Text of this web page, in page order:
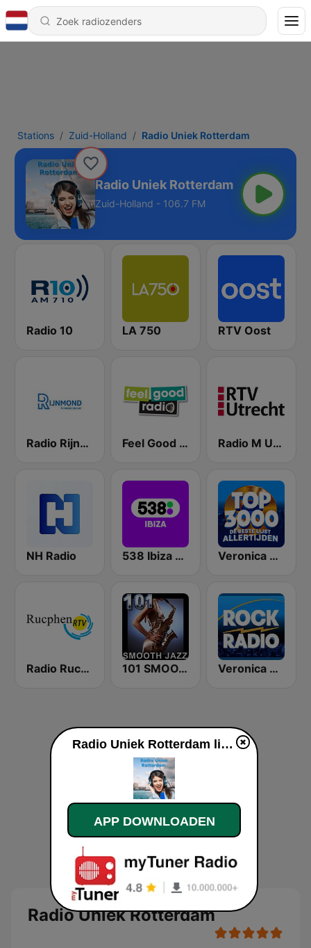
Stations Zuid-Holland Radio Uniek Rotterdam
Radio Uniek Rotterdam
Zuid-Holland - 106.7 FM
Radio 10 LA 750 RTV Oost
Radio Rijnmond FM 93.4 Feel Good Radio Radio M Utrecht
NH Radio 538 Ibiza Radio Veronica Top 3000
Radio Rucphen 101 SMOOTH JAZZ Veronica Rock Radio
Radio Uniek Rotterdam
Radio Uniek Rotterdam live luisteren
APP DOWNLOADEN